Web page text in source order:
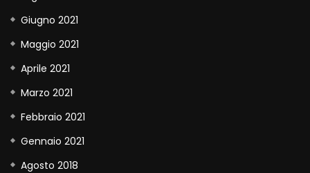
Giugno 2021
Maggio 2021
Aprile 2021
Marzo 2021
Febbraio 2021
Gennaio 2021
Agosto 2018